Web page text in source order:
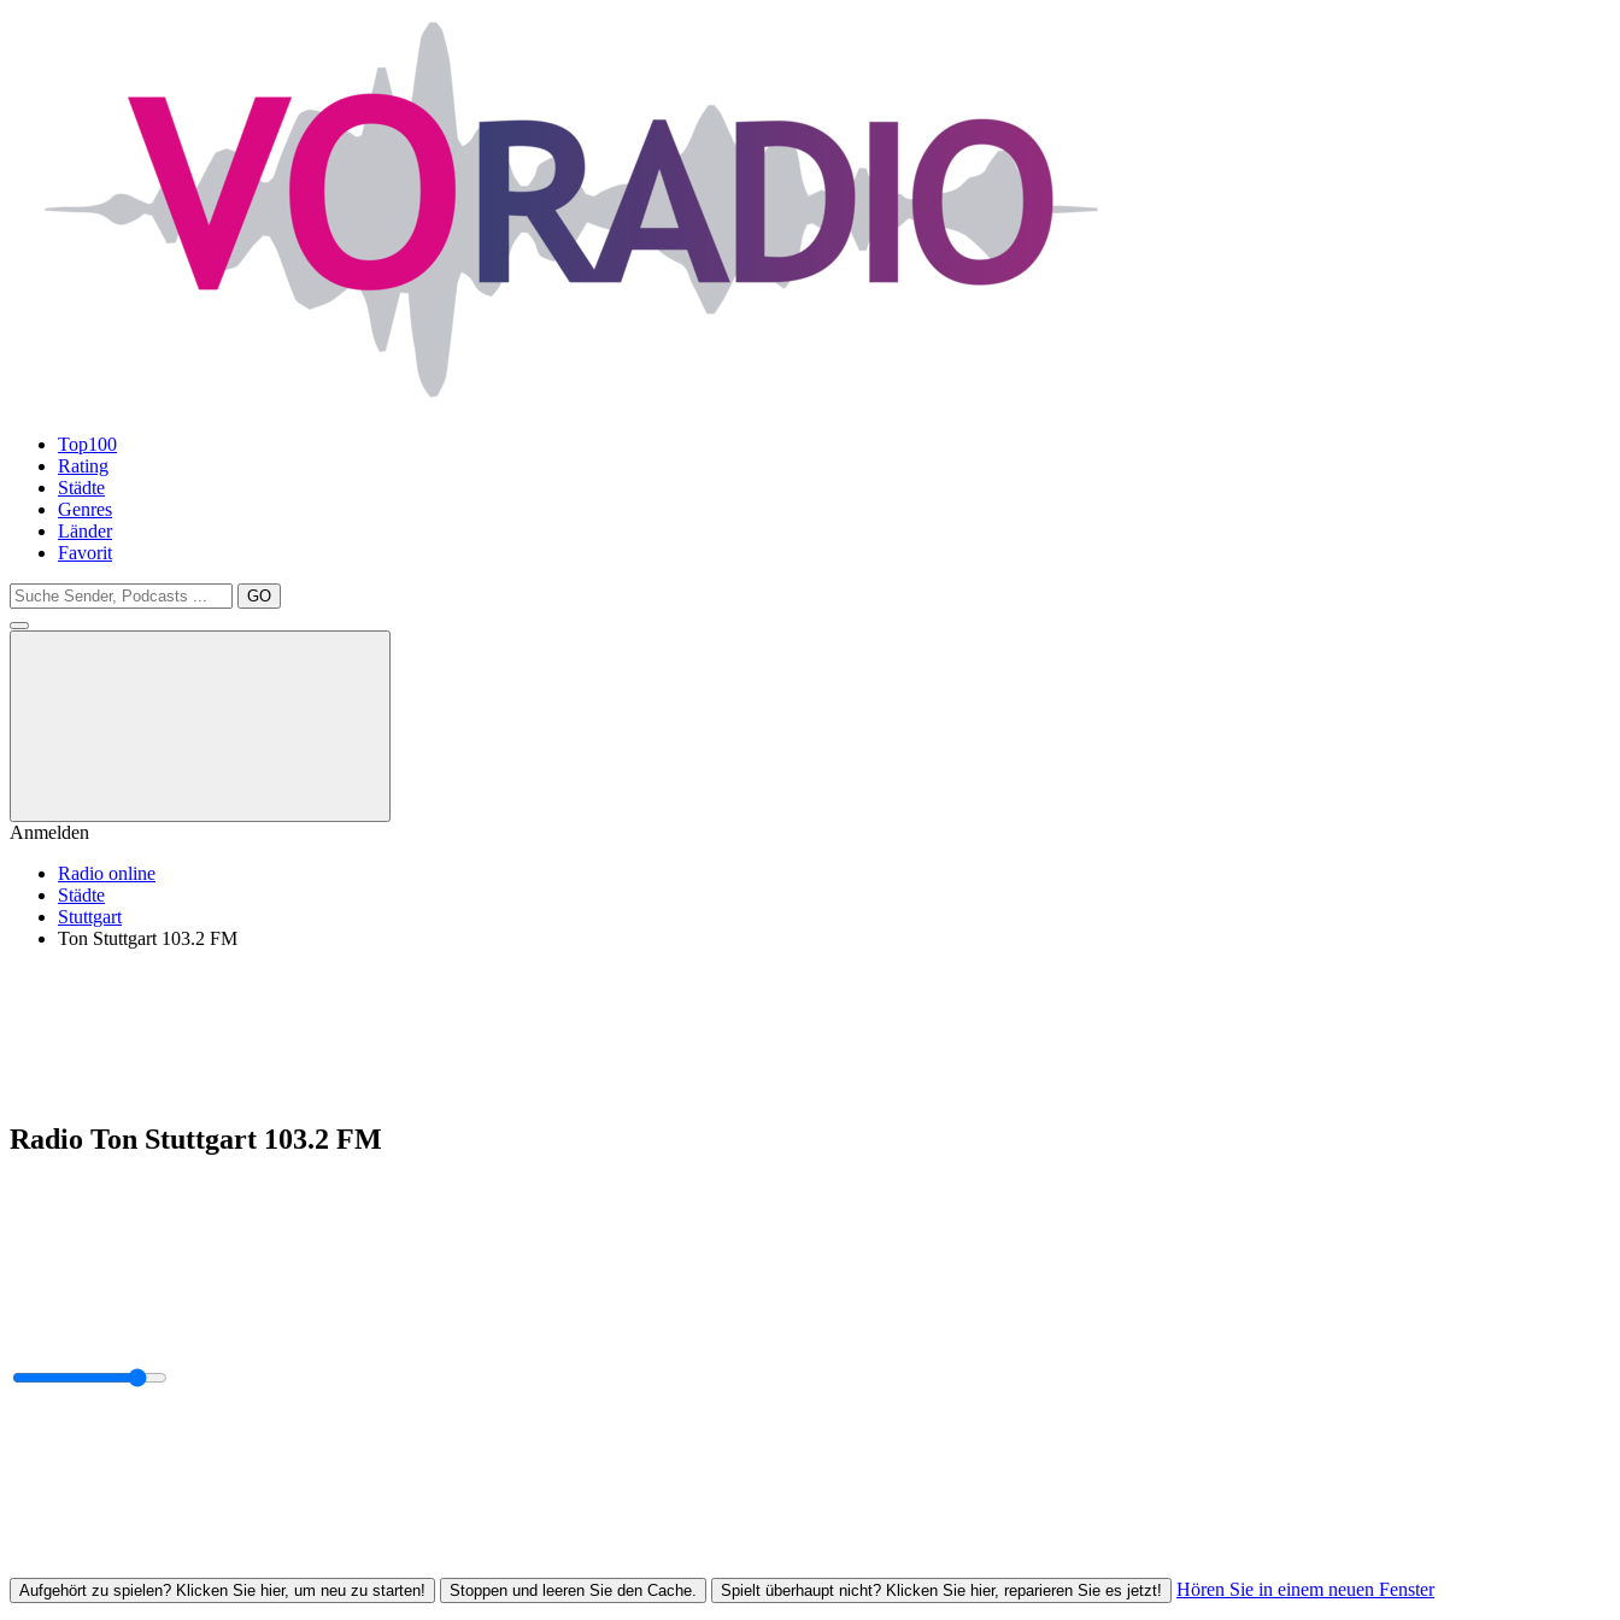
Top100
Rating
Städte
Genres
Länder
Favorit
GO
Anmelden
Radio online
Städte
Stuttgart
Ton Stuttgart 103.2 FM
Radio Ton Stuttgart 103.2 FM
Aufgehört zu spielen? Klicken Sie hier, um neu zu starten! Stoppen und leeren Sie den Cache. Spielt überhaupt nicht? Klicken Sie hier, reparieren Sie es jetzt! Hören Sie in einem neuen Fenster